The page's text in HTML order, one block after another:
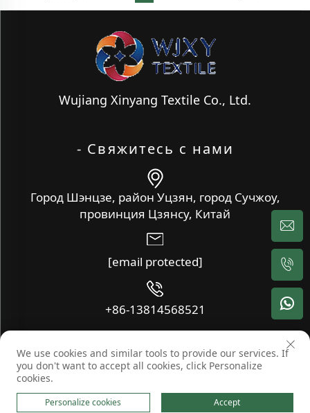
Wujiang Xinyang Textile Co., Ltd.
- Свяжитесь с нами
Город Шэнцзе, район Уцзян, город Сучжоу,
провинция Цзянсу, Китай
[email protected]
+86-13814568521
Copyright © Wujiang Xinyang Textile Co., Ltd. Все права
защищены -
Политика конфиденциальности
We use cookies and similar tools to provide our services. If
you don't want to accept all cookies, click Personalize
cookies.
Personalize cookies Accept